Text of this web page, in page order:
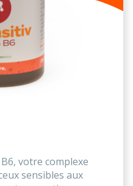
votre complexe
sensibles aux